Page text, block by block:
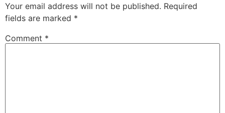
Your email address will not be published. Required
fields are marked *
Comment *